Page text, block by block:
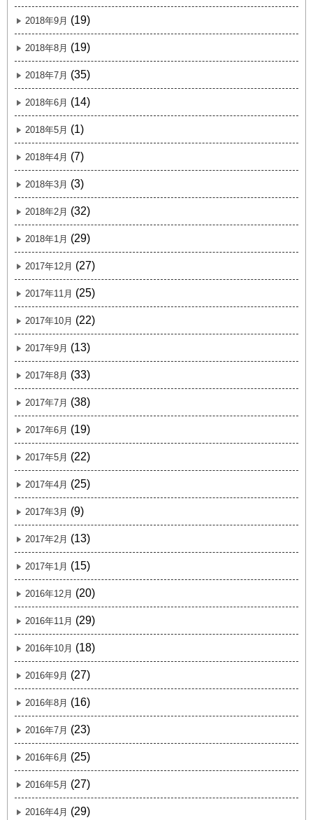
2018年9月 (19)
2018年8月 (19)
2018年7月 (35)
2018年6月 (14)
2018年5月 (1)
2018年4月 (7)
2018年3月 (3)
2018年2月 (32)
2018年1月 (29)
2017年12月 (27)
2017年11月 (25)
2017年10月 (22)
2017年9月 (13)
2017年8月 (33)
2017年7月 (38)
2017年6月 (19)
2017年5月 (22)
2017年4月 (25)
2017年3月 (9)
2017年2月 (13)
2017年1月 (15)
2016年12月 (20)
2016年11月 (29)
2016年10月 (18)
2016年9月 (27)
2016年8月 (16)
2016年7月 (23)
2016年6月 (25)
2016年5月 (27)
2016年4月 (29)